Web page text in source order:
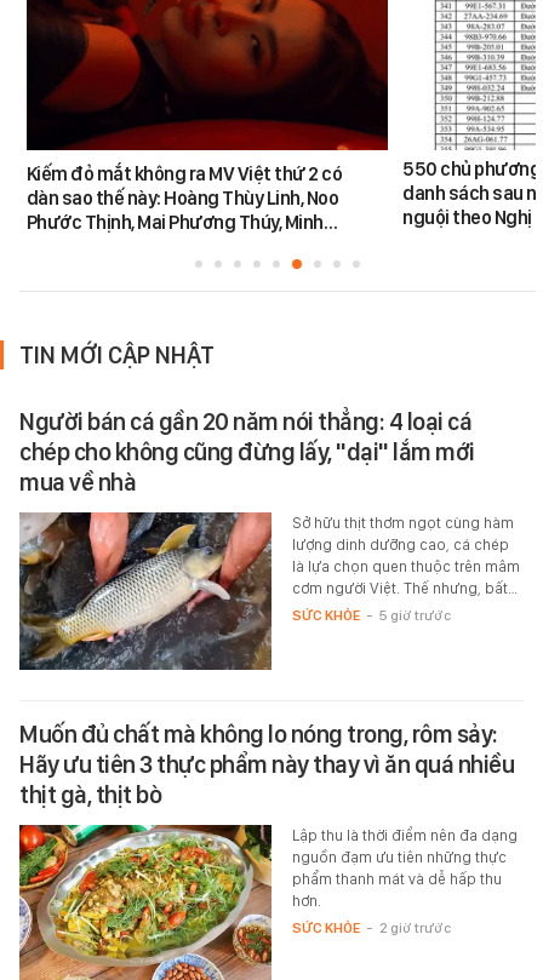
Kiếm đỏ mắt không ra MV Việt thứ 2 có
dàn sao thế này: Hoàng Thùy Linh, Noo
Phước Thịnh, Mai Phương Thúy, Minh…
550 chủ
danh sách sau
nguội theo Nghị
TIN MỚI CẬP NHẬT
Người bán cá gần 20 năm nói thẳng: 4 loại cá
chép cho không cũng đừng lấy, "dại" lắm mới
mua về nhà
Sở hữu thịt thơm ngọt cùng hàm
lượng dinh dưỡng cao, cá chép
là lựa chọn quen thuộc trên mâm
cơm người Việt. Thế nhưng, bất…
SỨC KHỎE - 5 giờ trước
Muốn đủ chất mà không lo nóng trong, rôm sảy:
Hãy ưu tiên 3 thực phẩm này thay vì ăn quá nhiều
thịt gà, thịt bò
Lập thu là thời điểm nên đa dạng
nguồn đạm ưu tiên những thực
phẩm thanh mát và dễ hấp thu
hơn.
SỨC KHỎE - 2 giờ trước